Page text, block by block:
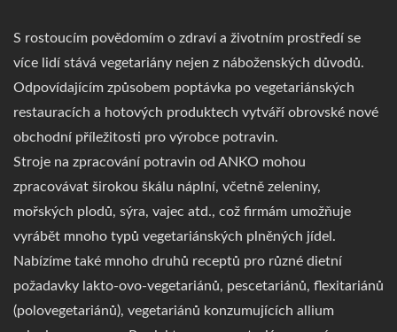
S rostoucím povědomím o zdraví a životním prostředí se
více lidí stává vegetariány nejen z náboženských důvodů.
Odpovídajícím způsobem poptávka po vegetariánských
restauracích a hotových produktech vytváří obrovské nové
obchodní příležitosti pro výrobce potravin.
Stroje na zpracování potravin od ANKO mohou
zpracovávat širokou škálu náplní, včetně zeleniny,
mořských plodů, sýra, vajec atd., což firmám umožňuje
vyrábět mnoho typů vegetariánských plněných jídel.
Nabízíme také mnoho druhů receptů pro různé dietní
požadavky lakto-ovo-vegetariánů, pescetariánů, flexitariánů
(polovegetariánů), vegetariánů konzumujících allium